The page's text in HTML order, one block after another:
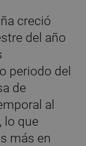
creció
del año
periodo del
de
al
lo que
más en